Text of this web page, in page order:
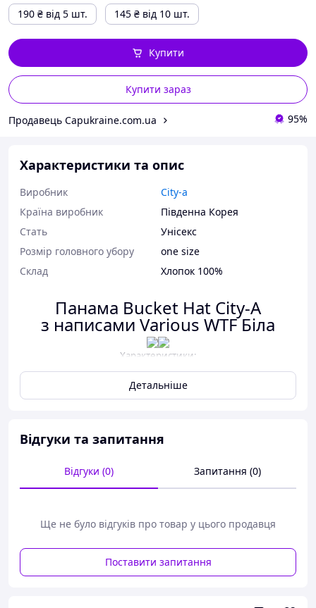
190 ₴ від 5 шт. 145 ₴ від 10 шт.
Купити зараз
Купити
Продавець Capukraine.com.ua 95%
Характеристики та опис
Виробник
City-a
Країна виробник
Південна Корея
Стать
Унісекс
Розмір головного убору
one size
Склад
Хлопок 100%
Панама Bucket Hat City-A
з написами Various WTF Біла
Характеристики:
Глибина:11 см.
Склад:Бавовна 100%
Принт:Друк
Модна панама - невід'ємний аксесуар в гардеробі будь-
якої людини. Капелюх виготовлена з якісного котону.
Панамка добре тримає свою форму і захищає очі від
сонця.
Зручна і практична для подорожей, походів і
Детальніше
Відгуки та запитання
Відгуки (0) Запитання (0)
Ще не було відгуків про товар у цього продавця
Поставити запитання